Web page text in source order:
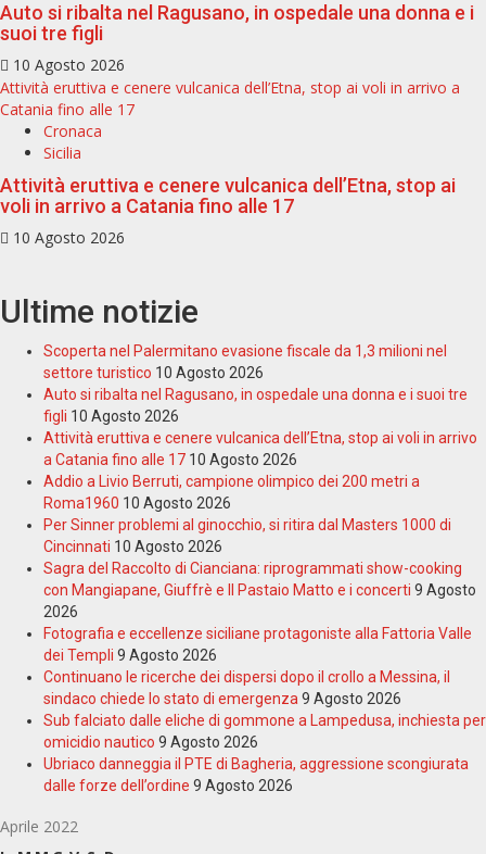
Auto si ribalta nel Ragusano, in ospedale una donna e i
suoi tre figli
10 Agosto 2026
Attività eruttiva e cenere vulcanica dell’Etna, stop ai voli in arrivo a
Catania fino alle 17
Cronaca
Sicilia
Attività eruttiva e cenere vulcanica dell’Etna, stop ai
voli in arrivo a Catania fino alle 17
10 Agosto 2026
Ultime notizie
Scoperta nel Palermitano evasione fiscale da 1,3 milioni nel
settore turistico 10 Agosto 2026
Auto si ribalta nel Ragusano, in ospedale una donna e i suoi tre
figli 10 Agosto 2026
Attività eruttiva e cenere vulcanica dell’Etna, stop ai voli in arrivo
a Catania fino alle 17 10 Agosto 2026
Addio a Livio Berruti, campione olimpico dei 200 metri a
Roma1960 10 Agosto 2026
Per Sinner problemi al ginocchio, si ritira dal Masters 1000 di
Cincinnati 10 Agosto 2026
Sagra del Raccolto di Cianciana: riprogrammati show-cooking
con Mangiapane, Giuffrè e Il Pastaio Matto e i concerti 9 Agosto
2026
Fotografia e eccellenze siciliane protagoniste alla Fattoria Valle
dei Templi 9 Agosto 2026
Continuano le ricerche dei dispersi dopo il crollo a Messina, il
sindaco chiede lo stato di emergenza 9 Agosto 2026
Sub falciato dalle eliche di gommone a Lampedusa, inchiesta per
omicidio nautico 9 Agosto 2026
Ubriaco danneggia il PTE di Bagheria, aggressione scongiurata
dalle forze dell’ordine 9 Agosto 2026
Aprile 2022